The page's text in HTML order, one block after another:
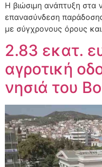
Η βιώσιμη ανάπτυξη στα
επανασύνδεση
με σύγχρονους όρους
2.83 εκατ.
αγροτική
νησιά του